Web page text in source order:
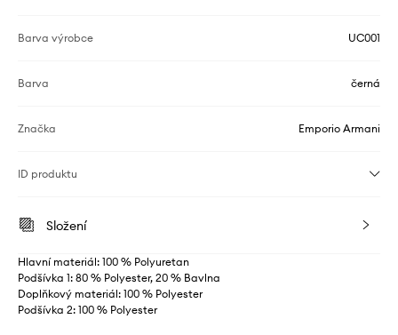
Barva výrobce UC001
Barva černá
Značka Emporio Armani
ID produktu
Složení
Hlavní materiál: 100 % Polyuretan
Podšívka 1: 80 % Polyester, 20 % Bavlna
Doplňkový materiál: 100 % Polyester
Podšívka 2: 100 % Polyester